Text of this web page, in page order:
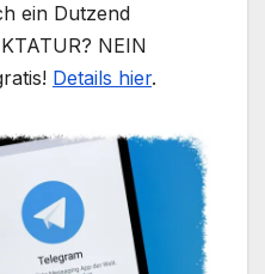
ein Dutzend
NEIN
Details hier.